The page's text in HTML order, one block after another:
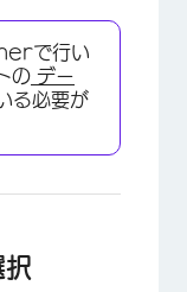
で行い
の デー
る必要が
択